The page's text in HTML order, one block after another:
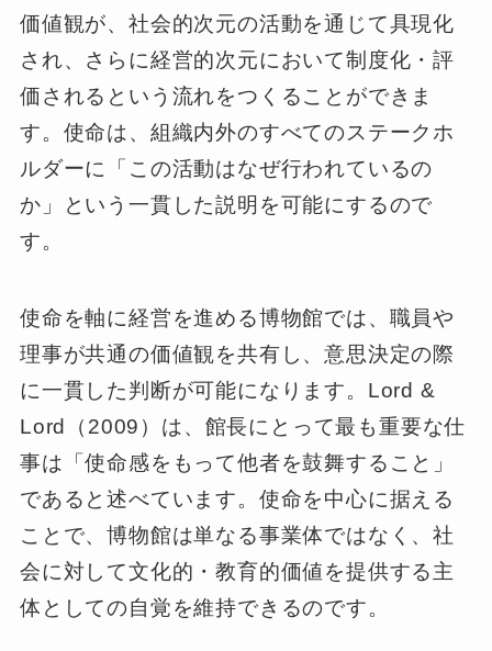
価値観が、社会的次元の活動を通じて具現化
され、さらに経営的次元において制度化・評
価されるという流れをつくることができま
す。使命は、組織内外のすべてのステークホ
ルダーに「この活動はなぜ行われているの
か」という一貫した説明を可能にするので
す。
使命を軸に経営を進める博物館では、職員や
理事が共通の価値観を共有し、意思決定の際
に一貫した判断が可能になります。Lord &
Lord（2009）は、館長にとって最も重要な仕
事は「使命感をもって他者を鼓舞すること」
であると述べています。使命を中心に据える
ことで、博物館は単なる事業体ではなく、社
会に対して文化的・教育的価値を提供する主
体としての自覚を維持できるのです。